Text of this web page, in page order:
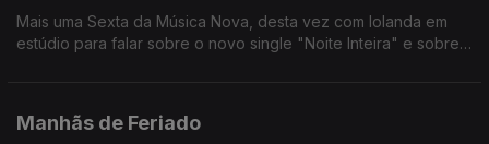
Mais uma Sexta da Música Nova, desta vez com Iolanda em
estúdio para falar sobre o novo single "Noite Inteira" e sobre
Manhãs de Feriado